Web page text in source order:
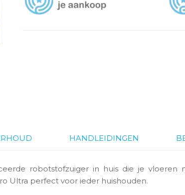
HANDLEIDINGEN
robotstofzuiger in huis die je vloeren
Ultra perfect voor ieder huishouden.